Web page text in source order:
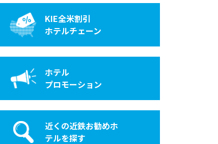
KIE全米割引
ホテルチェーン
ホテル
プロモーション
近くの近鉄お勧めホ
テルを探す